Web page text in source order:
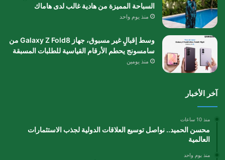
السباحة المميزة من هادية غالب لدى هاماك
منذ يوم واحد
وسط إقبالٍ غير مسبوق، جهاز Galaxy Z Fold8 من
سامسونج يحطم الأرقام القياسية للطلبات المسبقة
منذ يومين
آخر الأخبار
منذ 10 ساعات
محسن الحميد.. نواصل توسيع العلاقات الدولية لجذب الاستثمارات
العالمية
منذ يوم واحد